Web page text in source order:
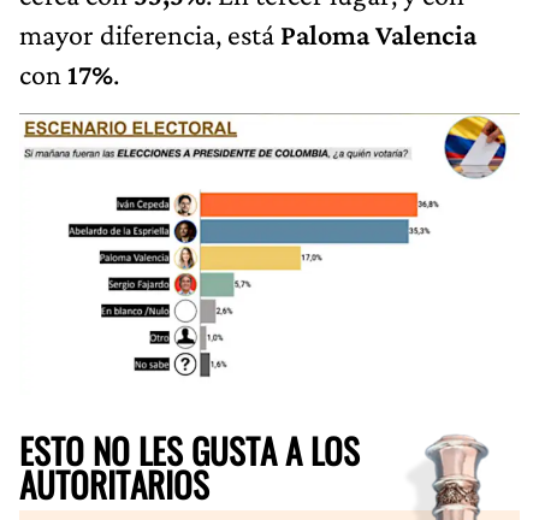
mayor diferencia, está Paloma Valencia
con 17%.
ESTO NO LES GUSTA A LOS
AUTORITARIOS